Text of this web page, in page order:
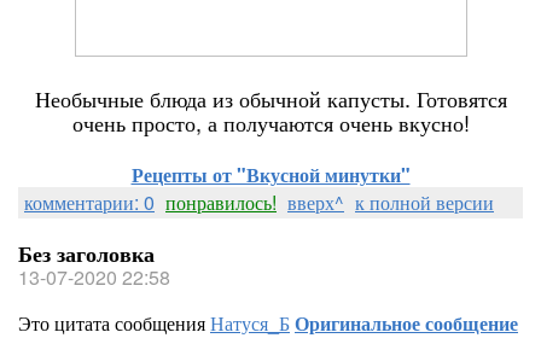
Необычные блюда из обычной капусты. Готовятся
очень просто, а получаются очень вкусно!
Рецепты от "Вкусной минутки"
комментарии: 0 понравилось! вверх^ к полной версии
Без заголовка
13-07-2020 22:58
Это цитата сообщенияНатуся_БОригинальное сообщение